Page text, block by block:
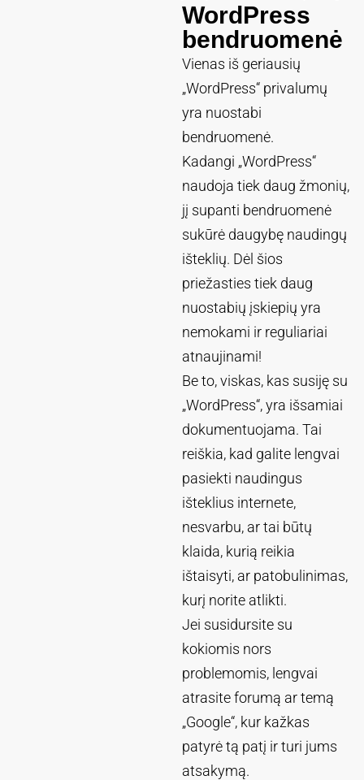
WordPress
bendruomenė
Vienas iš geriausių
„WordPress“ privalumų
yra nuostabi
bendruomenė.
Kadangi „WordPress“
naudoja tiek daug žmonių,
jį supanti bendruomenė
sukūrė daugybę naudingų
išteklių. Dėl šios
priežasties tiek daug
nuostabių įskiepių yra
nemokami ir reguliariai
atnaujinami!
Be to, viskas, kas susiję su
„WordPress“, yra išsamiai
dokumentuojama. Tai
reiškia, kad galite lengvai
pasiekti naudingus
išteklius internete,
nesvarbu, ar tai būtų
klaida, kurią reikia
ištaisyti, ar patobulinimas,
kurį norite atlikti.
Jei susidursite su
kokiomis nors
problemomis, lengvai
atrasite forumą ar temą
„Google“, kur kažkas
patyrė tą patį ir turi jums
atsakymą.